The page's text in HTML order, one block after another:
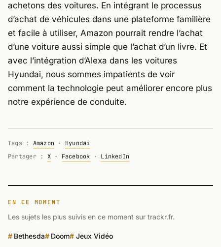
achetons des voitures. En intégrant le processus
d’achat de véhicules dans une plateforme familière
et facile à utiliser, Amazon pourrait rendre l’achat
d’une voiture aussi simple que l’achat d’un livre. Et
avec l’intégration d’Alexa dans les voitures
Hyundai, nous sommes impatients de voir
comment la technologie peut améliorer encore plus
notre expérience de conduite.
Tags : Amazon · Hyundai
Partager : X· Facebook · LinkedIn
EN CE MOMENT
Les sujets les plus suivis en ce moment sur trackr.fr.
Bethesda Doom Jeux Vidéo